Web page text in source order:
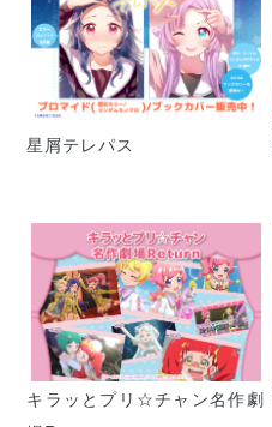
星屑テレパス
キラッとプリ☆チャン名作劇